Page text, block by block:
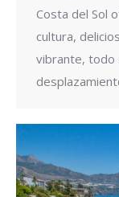
Costa del Sol
cultura,
vibrante, todo